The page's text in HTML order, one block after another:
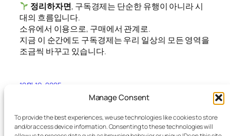
Manage Consent
To provide the best experiences, we use technologies like cookies to store
and/or access device information. Consenting to these technologies will
정리하자면, 구독경제는 단순한 유행이 아니라 시
대의 흐름입니다.
소유에서 이용으로, 구매에서 관계로.
지금 이 순간에도 구독경제는 우리 일상의 모든 영역을
조금씩 바꾸고 있습니다.
10월 19, 2025